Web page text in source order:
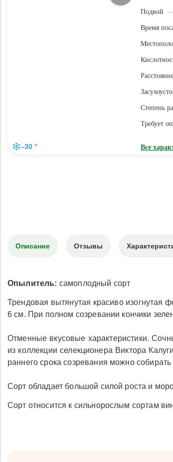
–30 °
Подвой
Время
Степень
Требует
Все
Описание Отзывы
Опылитель: самоплодный сорт
Трендовая вытянутая красиво изогнутая
6 см. При полном созревании кончики
Отменные вкусовые характеристики.
из коллекции селекционера Виктора
раннего срока созревания можно
Сорт обладает большой силой роста и
Сорт относится к сильнорослым сортам